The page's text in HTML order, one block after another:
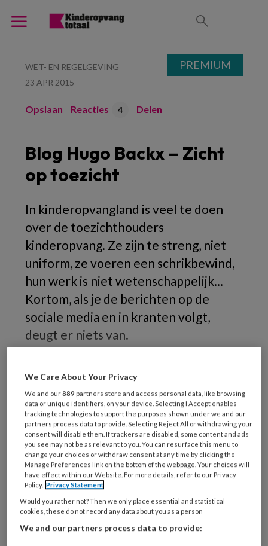
WET- EN REGELGEVING
23 APR 2015
Opslaan Reacties 4 Delen
Blog Hugo Backx – Zicht
op toezicht
In kinderopvangland is veel te doen
over de toezichthouders
kinderopvang. Ze zijn te streng, niet
uniform, ze voeren een schrikbewind,
hun werk is niet wetenschappelijk...
Kortom, als je de berichten op de
sociale media en in kranten volgt,
deugt er niets van.
REGISTREREN
Wil je dit artikel lezen?
Maak gratis een account aan en lees 2
artikelen gratis per maand
Al een account of abonnement?Log dan in
PREMIUM
We Care About Your Privacy
We and our889 partners store and access personal data, like browsing
data or unique identifiers, on your device. Selecting I Accept enables
tracking technologies to support the purposes shown under we and our
partners process data to provide. Selecting Reject All or withdrawing your
consent will disable them. If trackers are disabled, some content and ads
you see may not be as relevant to you. You can resurface this menu to
change your choices or withdraw consent at any time by clicking the
Manage Preferences link on the bottom of the webpage. Your choices will
have effect within our Website. For more details, refer to our Privacy
Policy. Privacy Statement
Would you rather not? Then we only place essential and statistical
cookies, these do not record any data about you as a person
We and our partners process data to provide: